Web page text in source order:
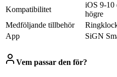
Kompatibilitet
iOS 9-10
högre
Medföljande tillbehör
App
SiGN
Vem passar den för?